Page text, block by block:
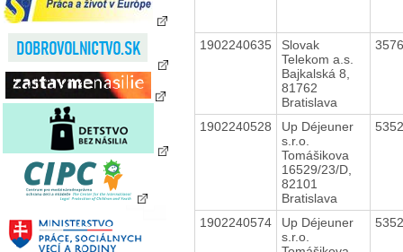
1902240635
Slovak
Telekom a.s.
Bajkalská 8,
81762
Bratislava
1902240528
Up Déjeuner
s.r.o.
Tomášikova
16529/23/D,
82101
Bratislava
1902240574
Up Déjeuner
s.r.o.